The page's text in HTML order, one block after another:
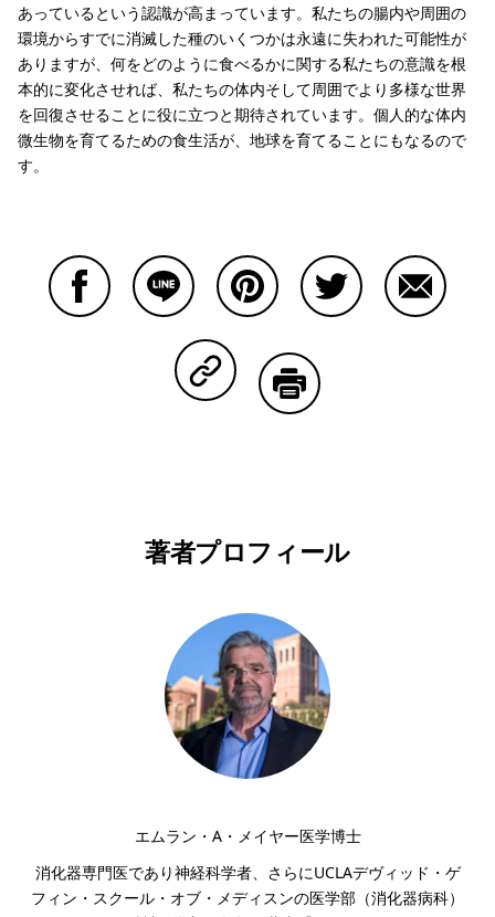
あっているという認識が高まっています。私たちの腸内や周囲の
環境からすでに消滅した種のいくつかは永遠に失われた可能性が
ありますが、何をどのように食べるかに関する私たちの意識を根
本的に変化させれば、私たちの体内そして周囲でより多様な世界
を回復させることに役に立つと期待されています。個人的な体内
微生物を育てるための食生活が、地球を育てることにもなるので
す。
Copy Linkで共有する
著者プロフィール
エムラン・A・メイヤー医学博士
消化器専門医であり神経科学者、さらにUCLAデヴィッド・ゲ
フィン・スクール・オブ・メディスンの医学部（消化器病科）